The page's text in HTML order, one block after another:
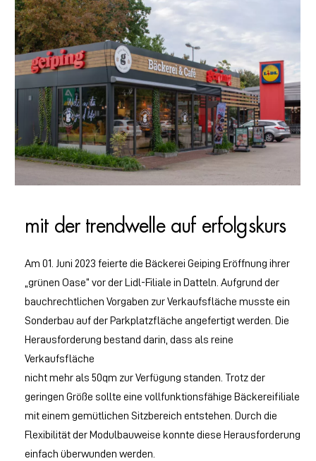
mit der trendwelle auf erfolgskurs
Am 01. Juni 2023 feierte die Bäckerei Geiping Eröffnung ihrer
„grünen Oase“ vor der Lidl-Filiale in Datteln. Aufgrund der
bauchrechtlichen Vorgaben zur Verkaufsfläche musste ein
Sonderbau auf der Parkplatzfläche angefertigt werden. Die
Herausforderung bestand darin, dass als reine
Verkaufsfläche
nicht mehr als 50qm zur Verfügung standen. Trotz der
geringen Größe sollte eine vollfunktionsfähige Bäckereifiliale
mit einem gemütlichen Sitzbereich entstehen. Durch die
Flexibilität der Modulbauweise konnte diese Herausforderung
einfach überwunden werden.